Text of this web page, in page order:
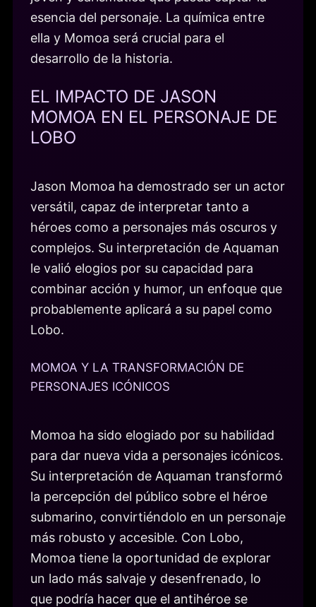
esencia del personaje. La química entre
ella y Momoa será crucial para el
desarrollo de la historia.
EL IMPACTO DE JASON
MOMOA EN EL PERSONAJE DE
LOBO
Jason Momoa ha demostrado ser un actor
versátil, capaz de interpretar tanto a
héroes como a personajes más oscuros y
complejos. Su interpretación de Aquaman
le valió elogios por su capacidad para
combinar acción y humor, un enfoque que
probablemente aplicará a su papel como
Lobo.
MOMOA Y LA TRANSFORMACIÓN DE
PERSONAJES ICÓNICOS
Momoa ha sido elogiado por su habilidad
para dar nueva vida a personajes icónicos.
Su interpretación de Aquaman transformó
la percepción del público sobre el héroe
submarino, convirtiéndolo en un personaje
más robusto y accesible. Con Lobo,
Momoa tiene la oportunidad de explorar
un lado más salvaje y desenfrenado, lo
que podría hacer que el antihéroe se